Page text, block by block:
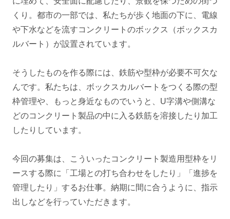
くり。都市の一部では、私たちが歩く地面の下に、電線
や下水などを流すコンクリートのボックス（ボックスカ
ルバート）が設置されています。
そうしたものを作る際には、鉄筋や型枠が必要不可欠な
んです。私たちは、ボックスカルバートをつくる際の型
枠管理や、もっと身近なものでいうと、U字溝や側溝な
どのコンクリート製品の中に入る鉄筋を溶接したり加工
したりしています。
今回の募集は、こういったコンクリート製造用型枠をリ
ースする際に「工場との打ち合わせをしたり」「進捗を
管理したり」するお仕事。納期に間に合うように、指示
出しなどを行っていただきます。